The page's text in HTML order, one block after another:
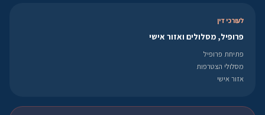
לעורכי דין
פרופיל, מסלולים ואזור אישי
פתיחת פרופיל
מסלולי הצטרפות
אזור אישי